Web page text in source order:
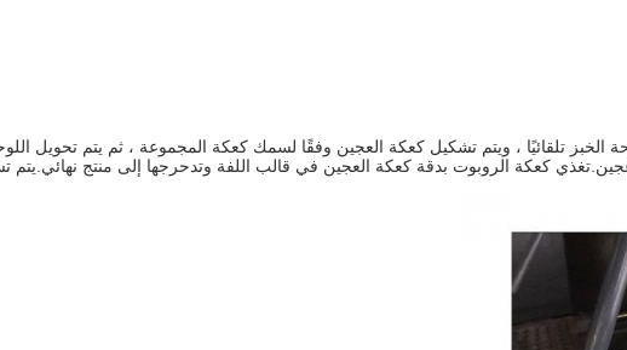
تلقائيًا ، ويتم تشكيل كعكة العجين وفقًا لسمك كعكة المجموعة ، ثم يتم تحويل
كعكة الروبوت بدقة كعكة العجين في قالب اللفة وتدحرجها إلى منتج نهائي.يتم